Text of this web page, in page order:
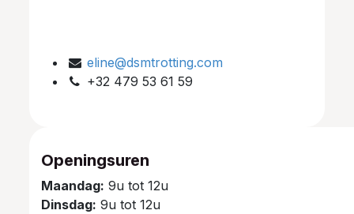
eline@dsmtrotting.com
+32 479 53 61 59
Openingsuren
Maandag: 9u tot 12u
Dinsdag: 9u tot 12u